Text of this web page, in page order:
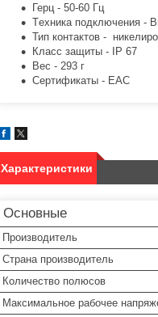
Герц - 50-60 Гц
Tехника подключения -
Тип контактов -
Класс защиты - IP 67
Вес - 293 г
Сертификаты - EAC
Характеристики
Основные
Производитель
Страна производитель
Количество полюсов
Максимальное рабочее